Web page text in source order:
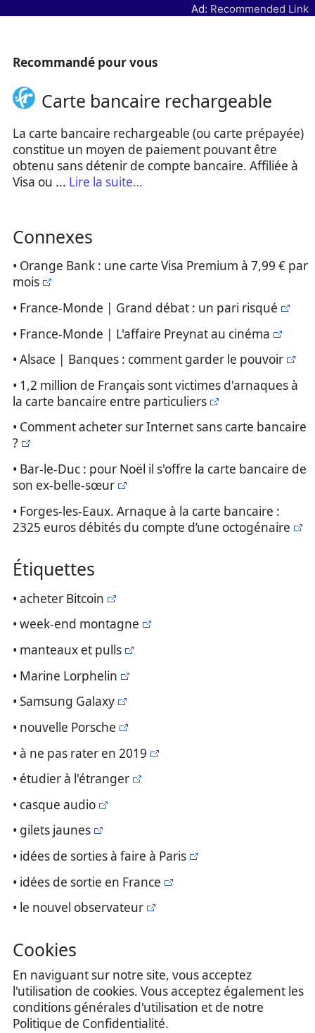
Ad: Recommended Link
Recommandé pour vous
Carte bancaire rechargeable
La carte bancaire rechargeable (ou carte prépayée)
constitue un moyen de paiement pouvant être
obtenu sans détenir de compte bancaire. Affiliée à
Visa ou ... Lire la suite…
Connexes
• Orange Bank : une carte Visa Premium à 7,99 € par
mois
• France-Monde | Grand débat : un pari risqué
• France-Monde | L'affaire Preynat au cinéma
• Alsace | Banques : comment garder le pouvoir
• 1,2 million de Français sont victimes d'arnaques à
la carte bancaire entre particuliers
• Comment acheter sur Internet sans carte bancaire
?
• Bar-le-Duc : pour Noël il s'offre la carte bancaire de
son ex-belle-sœur
• Forges-les-Eaux. Arnaque à la carte bancaire :
2325 euros débités du compte d’une octogénaire
Étiquettes
• acheter Bitcoin
• week-end montagne
• manteaux et pulls
• Marine Lorphelin
• Samsung Galaxy
• nouvelle Porsche
• à ne pas rater en 2019
• étudier à l'étranger
• casque audio
• gilets jaunes
• idées de sorties à faire à Paris
• idées de sortie en France
• le nouvel observateur
Cookies
En naviguant sur notre site, vous acceptez
l'utilisation de cookies. Vous acceptez également les
conditions générales d'utilisation et de notre
Politique de Confidentialité.